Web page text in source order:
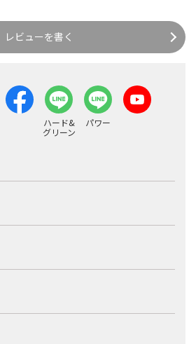
レビューを書く
ハード&
グリーン
パワー